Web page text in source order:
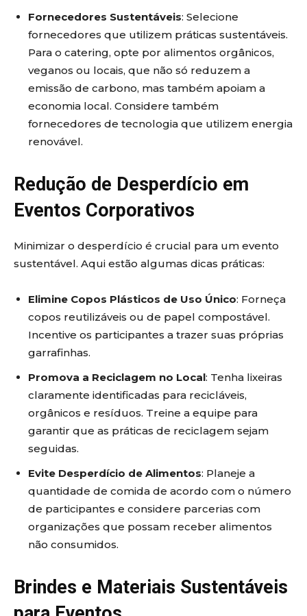
Fornecedores Sustentáveis: Selecione
fornecedores que utilizem práticas sustentáveis.
Para o catering, opte por alimentos orgânicos,
veganos ou locais, que não só reduzem a
emissão de carbono, mas também apoiam a
economia local. Considere também
fornecedores de tecnologia que utilizem energia
renovável.
Redução de Desperdício em
Eventos Corporativos
Minimizar o desperdício é crucial para um evento
sustentável. Aqui estão algumas dicas práticas:
Elimine Copos Plásticos de Uso Único: Forneça
copos reutilizáveis ou de papel compostável.
Incentive os participantes a trazer suas próprias
garrafinhas.
Promova a Reciclagem no Local: Tenha lixeiras
claramente identificadas para recicláveis,
orgânicos e resíduos. Treine a equipe para
garantir que as práticas de reciclagem sejam
seguidas.
Evite Desperdício de Alimentos: Planeje a
quantidade de comida de acordo com o número
de participantes e considere parcerias com
organizações que possam receber alimentos
não consumidos.
Brindes e Materiais Sustentáveis